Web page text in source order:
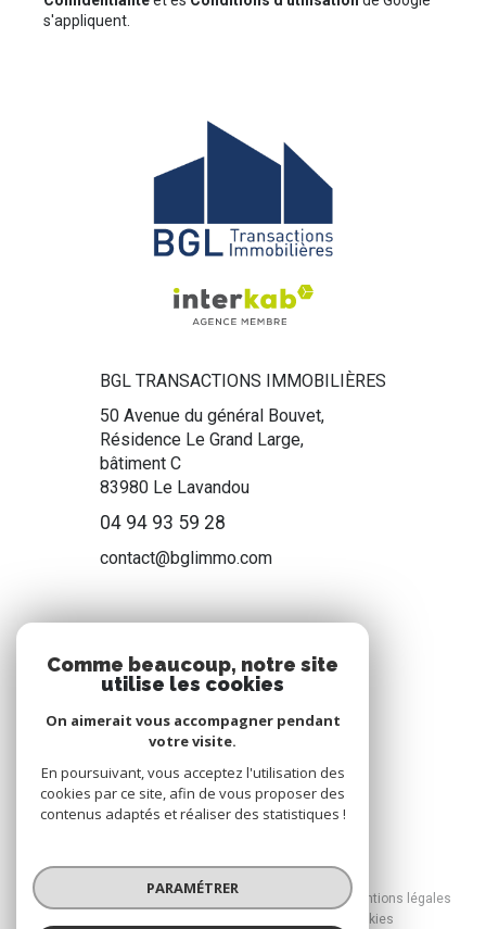
s'appliquent.
BGL TRANSACTIONS IMMOBILIÈRES
50 Avenue du général Bouvet,
Résidence Le Grand Large,
bâtiment C
83980 Le Lavandou
04 94 93 59 28
contact@bglimmo.com
Nous suivre
© 2026 | Tous droits réservés
Nos honoraires
Nos partenaires
Mentions légales
Cookies
Comme beaucoup, notre site
utilise les cookies
On aimerait vous accompagner pendant
votre visite.
En poursuivant, vous acceptez l'utilisation des
cookies par ce site, afin de vous proposer des
contenus adaptés et réaliser des statistiques !
PARAMÉTRER